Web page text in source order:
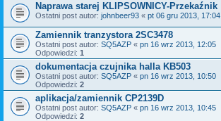
Naprawa starej KLIPSOWNICY-Przekaźnik
Ostatni post autor: johnbeer93 « pt 06 gru 2013, 17:04
Zamiennik tranzystora 2SC3478
Ostatni post autor: SQ5AZP « pn 16 wrz 2013, 12:05
Odpowiedzi: 1
dokumentacja czujnika halla KB503
Ostatni post autor: SQ5AZP « pn 16 wrz 2013, 10:50
Odpowiedzi: 2
aplikacja/zamiennik CP2139D
Ostatni post autor: SQ5AZP « pn 16 wrz 2013, 10:45
Odpowiedzi: 2